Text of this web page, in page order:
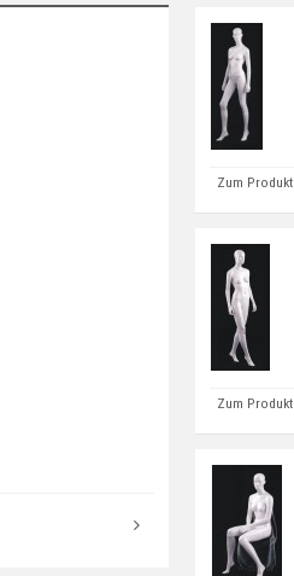
Zum Produkt
Zum Produkt